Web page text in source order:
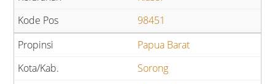
98451
Papua Barat
Sorong